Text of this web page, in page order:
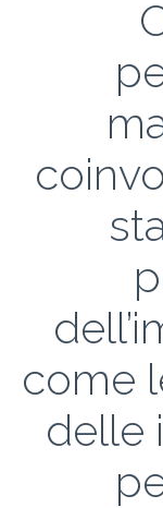
come
delle